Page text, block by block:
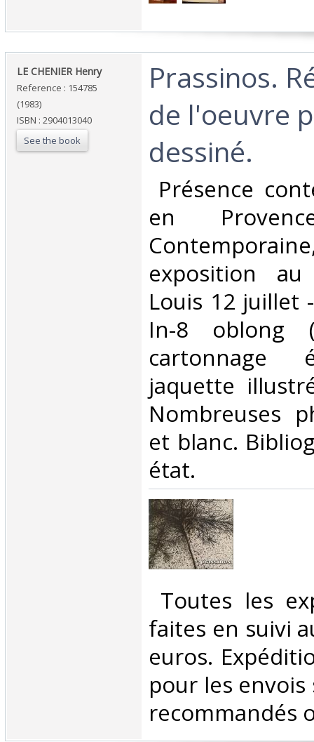
‎LE CHENIER Henry‎
Reference : 154785
(1983)
ISBN : 2904013040
See the book
‎Prassinos.
de l'oeuvre
dessiné.‎
Présence
en
exposition
Louis 12 juillet
In-8 oblong
cartonnage
jaquette
Nombreuses
et blanc.
état.‎
Toutes les
faites en suivi
euros.
pour les envois
recommandés